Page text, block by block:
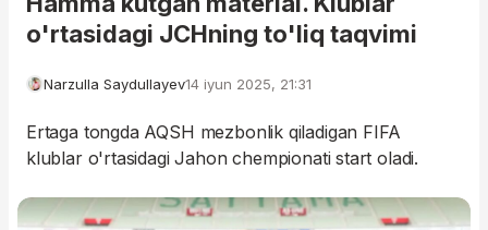
o'rtasidagi JCHning to'liq taqvimi
Narzulla Saydullayev14 iyun 2025, 21:31
Ertaga tongda AQSH mezbonlik qiladigan FIFA
klublar o'rtasidagi Jahon chempionati start oladi.